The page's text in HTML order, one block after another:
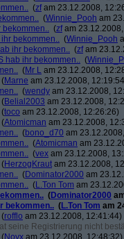
(zfam 23.12.2008,
(Winnie_Pooh am
bekommen.. (zfam
bekommen.. (Winnie_Pooh
ihr bekommen.. (zfam
hab ihr bekommen.. (
(Mr L am 23.12.2008,
(Marne am 23.12.2008,
(wendy am 23.12.2008,
(Belial2003 am 23.12.2008,
(toco am 23.12.2008, 12:26:26)
(Atomicman am 23.12.2008,
(bono_d70 am
(Atomicman am
(vex am 23.12.2008,
(HerzogKraut am 23.12.2008,
(Dominator2000 am
(L.Ton Tom am
(Dominator2000
bekommen.. (L.Ton Tom am
(rofflo am 23.12.2008, 12:41:44)
seine Registrierung nicht
(Noyx am 23.12.2008, 12:48:32)